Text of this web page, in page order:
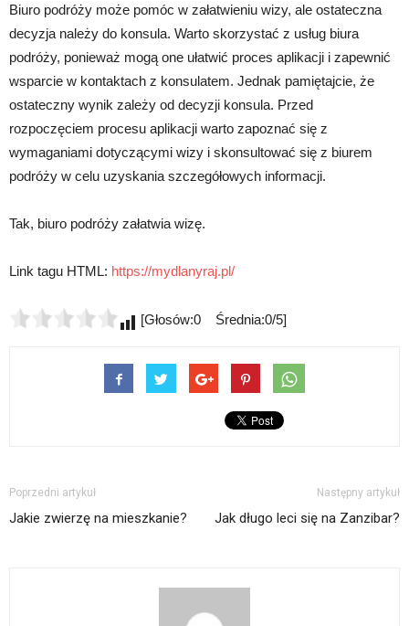
Biuro podróży może pomóc w załatwieniu wizy, ale ostateczna
decyzja należy do konsula. Warto skorzystać z usług biura
podróży, ponieważ mogą one ułatwić proces aplikacji i zapewnić
wsparcie w kontaktach z konsulatem. Jednak pamiętajcie, że
ostateczny wynik zależy od decyzji konsula. Przed
rozpoczęciem procesu aplikacji warto zapoznać się z
wymaganiami dotyczącymi wizy i skonsultować się z biurem
podróży w celu uzyskania szczegółowych informacji.
Tak, biuro podróży załatwia wizę.
Link tagu HTML: https://mydlanyraj.pl/
[Głosów:0 Średnia:0/5]
Poprzedni artykuł
Jakie zwierzę na mieszkanie?
Następny artykuł
Jak długo leci się na Zanzibar?